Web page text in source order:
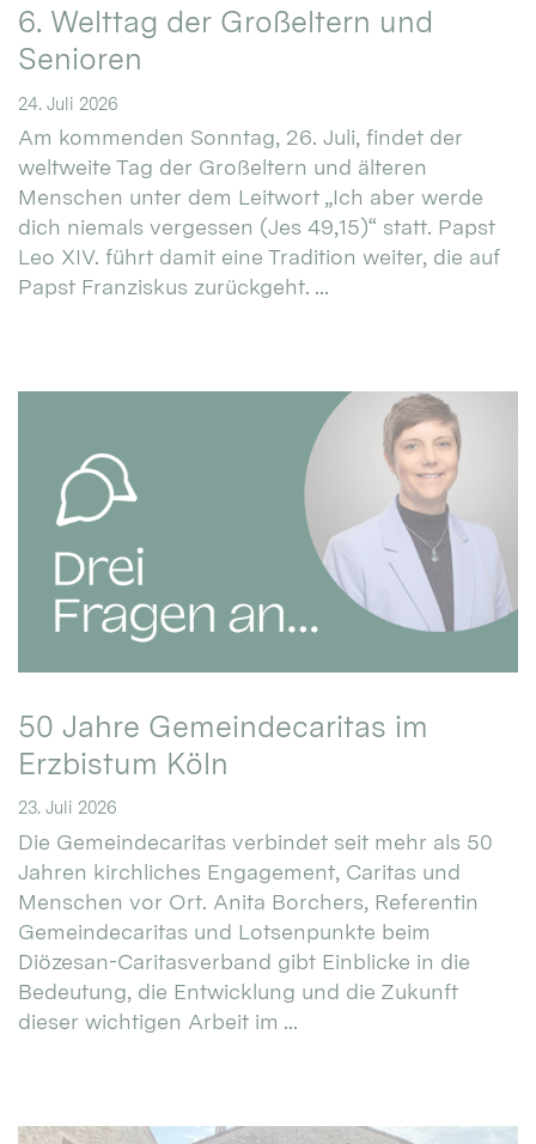
6. Welttag der Großeltern und
Senioren
24. Juli 2026
Am kommenden Sonntag, 26. Juli, findet der
weltweite Tag der Großeltern und älteren
Menschen unter dem Leitwort „Ich aber werde
dich niemals vergessen (Jes 49,15)“ statt. Papst
Leo XIV. führt damit eine Tradition weiter, die auf
Papst Franziskus zurückgeht. ...
50 Jahre Gemeindecaritas im
Erzbistum Köln
23. Juli 2026
Die Gemeindecaritas verbindet seit mehr als 50
Jahren kirchliches Engagement, Caritas und
Menschen vor Ort. Anita Borchers, Referentin
Gemeindecaritas und Lotsenpunkte beim
Diözesan-Caritasverband gibt Einblicke in die
Bedeutung, die Entwicklung und die Zukunft
dieser wichtigen Arbeit im ...